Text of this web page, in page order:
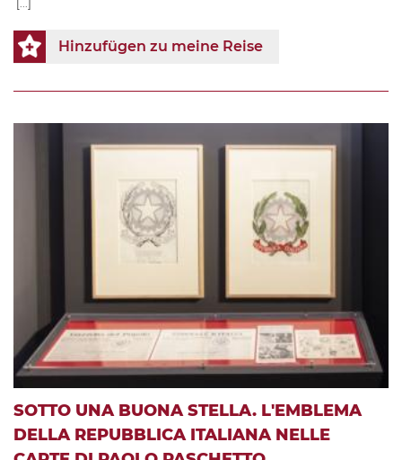
[...]
Hinzufügen zu meine Reise
SOTTO UNA BUONA STELLA. L'EMBLEMA
DELLA REPUBBLICA ITALIANA NELLE